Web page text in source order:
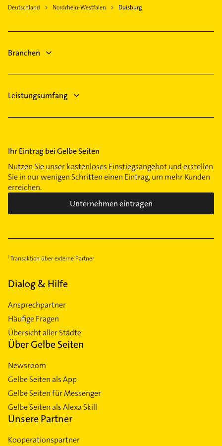
Rohrreinigung
Hausarzt
Allgemeinarzt
Deutschland
Nordrhein-Westfalen Duisburg
Branchen
Leistungsumfang
Ihr Eintrag bei Gelbe Seiten
Nutzen Sie unser kostenloses Einstiegsangebot und erstellen
Sie in nur wenigen Schritten einen Eintrag, um mehr Kunden
erreichen.
Unternehmen eintragen
Transaktion über externe Partner
Dialog & Hilfe
Ansprechpartner
Häufige Fragen
Übersicht aller Städte
Über Gelbe Seiten
Newsroom
Gelbe Seiten als App
Gelbe Seiten für Messenger
Gelbe Seiten als Alexa Skill
Unsere Partner
Kooperationspartner